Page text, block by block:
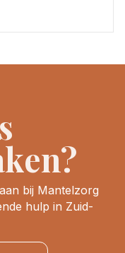
bij Mantelzorg
hulp in Zuid-